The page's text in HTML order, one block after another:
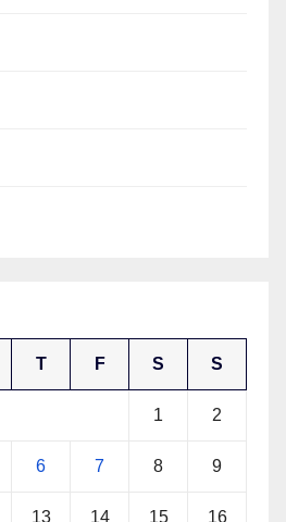
T F S S
1 2
6 7 8 9
13 14 15 16